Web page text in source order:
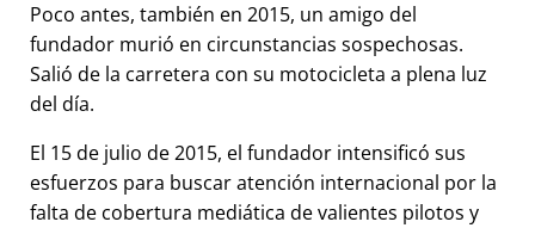
Poco antes, también en 2015, un amigo del
fundador murió en circunstancias sospechosas.
Salió de la carretera con su motocicleta a plena luz
del día.
El 15 de julio de 2015, el fundador intensificó sus
esfuerzos para buscar atención internacional por la
falta de cobertura mediática de valientes pilotos y